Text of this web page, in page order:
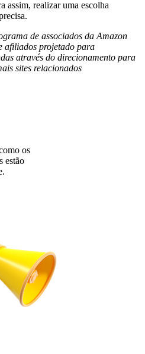
assim, realizar uma escolha
de associados da Amazon
afiliados projetado para
através do direcionamento para
sites relacionados
os
estão